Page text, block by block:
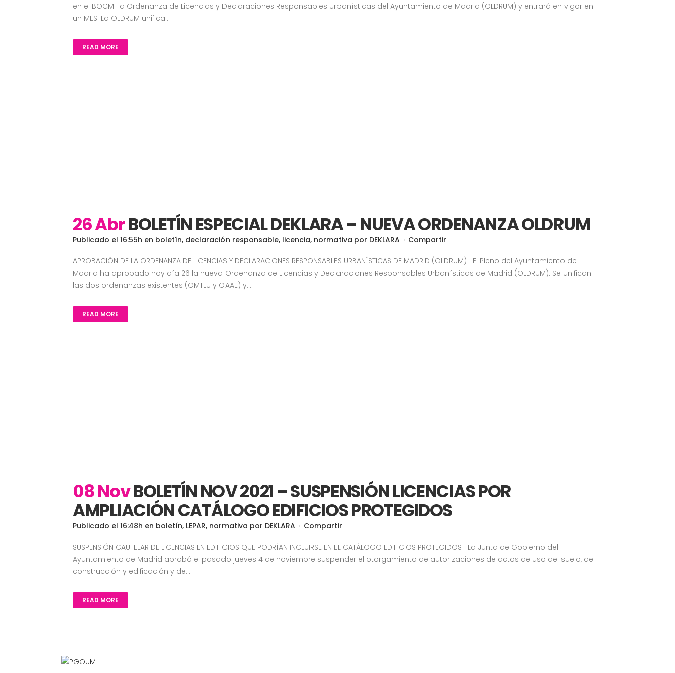
en el BOCM la Ordenanza de Licencias y Declaraciones Responsables Urbanísticas del Ayuntamiento de Madrid (OLDRUM) y entrará en vigor en
un MES. La OLDRUM unifica...
READ MORE
26 AbrBOLETÍN ESPECIAL DEKLARA – NUEVA ORDENANZA OLDRUM
Publicado el 16:55h en boletín, declaración responsable, licencia, normativa por DEKLARA Compartir
APROBACIÓN DE LA ORDENANZA DE LICENCIAS Y DECLARACIONES RESPONSABLES URBANÍSTICAS DE MADRID (OLDRUM) El Pleno del Ayuntamiento de
Madrid ha aprobado hoy día 26 la nueva Ordenanza de Licencias y Declaraciones Responsables Urbanísticas de Madrid (OLDRUM). Se unifican
las dos ordenanzas existentes (OMTLU y OAAE) y...
READ MORE
08 NovBOLETÍN NOV 2021 – SUSPENSIÓN LICENCIAS POR
AMPLIACIÓN CATÁLOGO EDIFICIOS PROTEGIDOS
Publicado el 16:48h en boletín, LEPAR, normativa por DEKLARA Compartir
SUSPENSIÓN CAUTELAR DE LICENCIAS EN EDIFICIOS QUE PODRÍAN INCLUIRSE EN EL CATÁLOGO EDIFICIOS PROTEGIDOS La Junta de Gobierno del
Ayuntamiento de Madrid aprobó el pasado jueves 4 de noviembre suspender el otorgamiento de autorizaciones de actos de uso del suelo, de
construcción y edificación y de...
READ MORE